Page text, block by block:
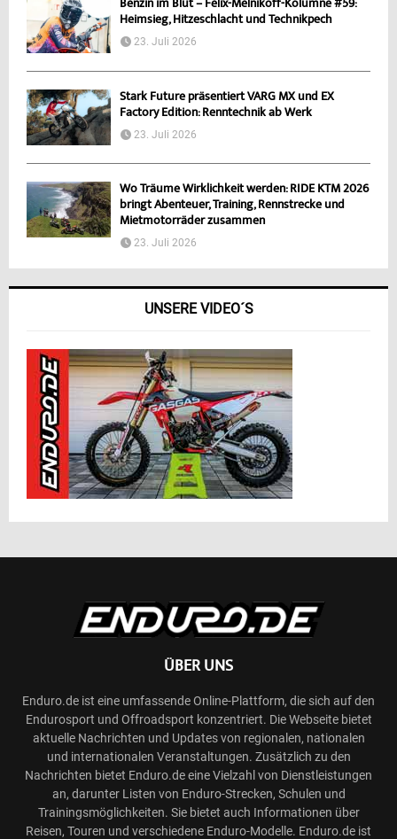
Benzin im Blut – Felix-Melnikoff-Kolumne #59:
Heimsieg, Hitzeschlacht und Technikpech
23. Juli 2026
Stark Future präsentiert VARG MX und EX
Factory Edition: Renntechnik ab Werk
23. Juli 2026
Wo Träume Wirklichkeit werden: RIDE KTM 2026
bringt Abenteuer, Training, Rennstrecke und
Mietmotorräder zusammen
23. Juli 2026
UNSERE VIDEO´S
ÜBER UNS
Enduro.de ist eine umfassende Online-Plattform, die sich auf den
Endurosport und Offroadsport konzentriert. Die Webseite bietet
aktuelle Nachrichten und Updates von regionalen, nationalen
und internationalen Veranstaltungen. Zusätzlich zu den
Nachrichten bietet Enduro.de eine Vielzahl von Dienstleistungen
an, darunter Listen von Enduro-Strecken, Schulen und
Trainingsmöglichkeiten. Sie bietet auch Informationen über
Reisen, Touren und verschiedene Enduro-Modelle. Enduro.de ist